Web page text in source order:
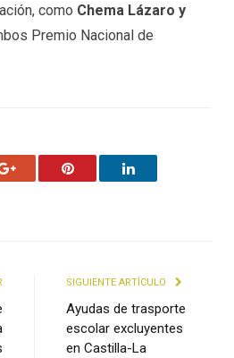
como Chema Lázaro y
Premio Nacional de
Google+ Pinterest LinkedIn
SIGUIENTE ARTÍCULO
Ayudas de trasporte
escolar excluyentes
en Castilla-La